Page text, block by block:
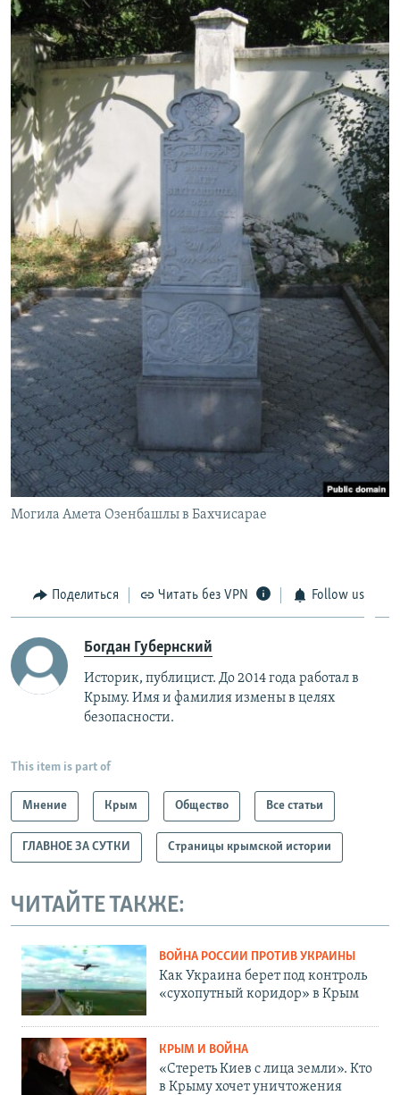
Могила Амета Озенбашлы в Бахчисарае
Поделиться Читать без VPN Follow us
Богдан Губернский
Историк, публицист. До 2014 года работал в
Крыму. Имя и фамилия измены в целях
безопасности.
This item is part of
Мнение Крым Общество Все статьи
ГЛАВНОЕ ЗА СУТКИ Страницы крымской истории
ЧИТАЙТЕ ТАКЖЕ:
ВОЙНА РОССИИ ПРОТИВ УКРАИНЫ
Как Украина берет под контроль
«сухопутный коридор» в Крым
КРЫМ И ВОЙНА
«Стереть Киев с лица земли». Кто
в Крыму хочет уничтожения